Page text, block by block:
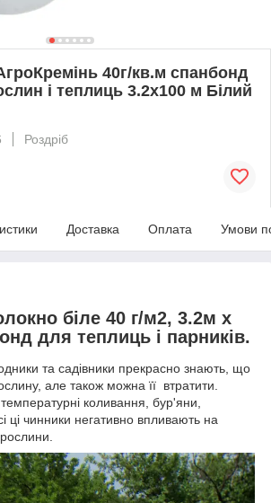
40г/кв.м спанбонд
і теплиць 3.2х100 м Білий
Роздріб
Доставка Оплата Умови
біле 40 г/м2, 3.2м х
для теплиць і парників.
та садівники прекрасно знають, що
але також можна її втратити.
коливання, бур'яни,
ці чинники негативно впливають на